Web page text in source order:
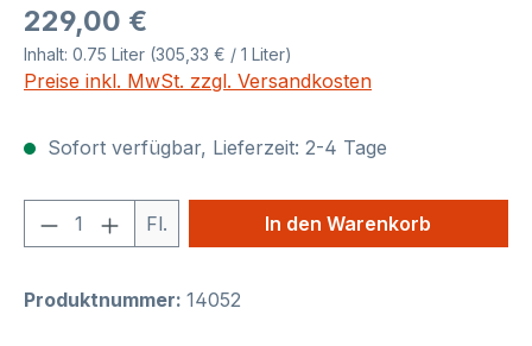
Regulärer Preis:
229,00 €
Inhalt: 0.75 Liter (305,33 € / 1 Liter)
Preise inkl. MwSt. zzgl. Versandkosten
Sofort verfügbar, Lieferzeit: 2-4 Tage
Produkt Anzahl: Gib den
Fl. In den Warenkorb
Produktnummer: 14052